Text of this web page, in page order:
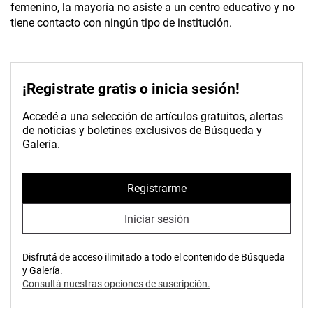
femenino, la mayoría no asiste a un centro educativo y no
tiene contacto con ningún tipo de institución.
¡Registrate gratis o inicia sesión!
Accedé a una selección de artículos gratuitos, alertas
de noticias y boletines exclusivos de Búsqueda y
Galería.
Registrarme
Iniciar sesión
Disfrutá de acceso ilimitado a todo el contenido de Búsqueda
y Galería.
Consultá nuestras opciones de suscripción.